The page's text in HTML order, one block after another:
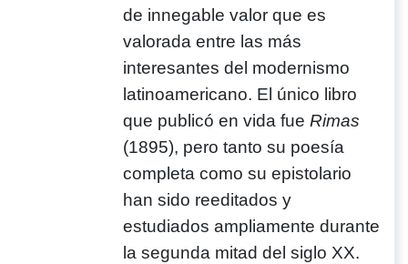
de innegable valor que es
valorada entre las más
interesantes del modernismo
latinoamericano. El único libro
que publicó en vida fue Rimas
(1895), pero tanto su poesía
completa como su epistolario
han sido reeditados y
estudiados ampliamente durante
la segunda mitad del siglo XX.